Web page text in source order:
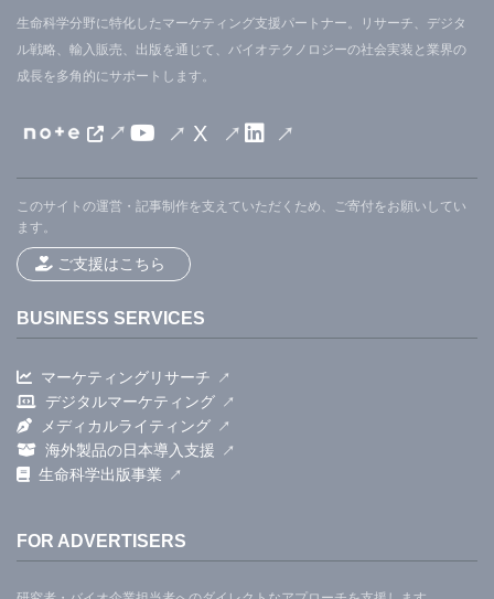
生命科学分野に特化したマーケティング支援パートナー。リサーチ、デジタ
ル戦略、輸入販売、出版を通じて、バイオテクノロジーの社会実装と業界の
成長を多角的にサポートします。
X
このサイトの運営・記事制作を支えていただくため、ご寄付をお願いしてい
ます。
ご支援はこちら
BUSINESS SERVICES
マーケティングリサーチ
デジタルマーケティング
メディカルライティング
海外製品の日本導入支援
生命科学出版事業
FOR ADVERTISERS